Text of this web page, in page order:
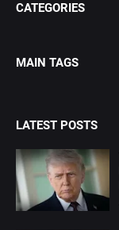
CATEGORIES
MAIN TAGS
LATEST POSTS